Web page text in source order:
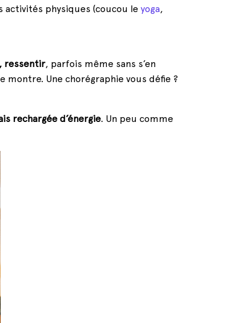
activités physiques (coucou le yoga,
ressentir, parfois même sans s’en
montre. Une chorégraphie vous défie ?
rechargée d’énergie. Un peu comme